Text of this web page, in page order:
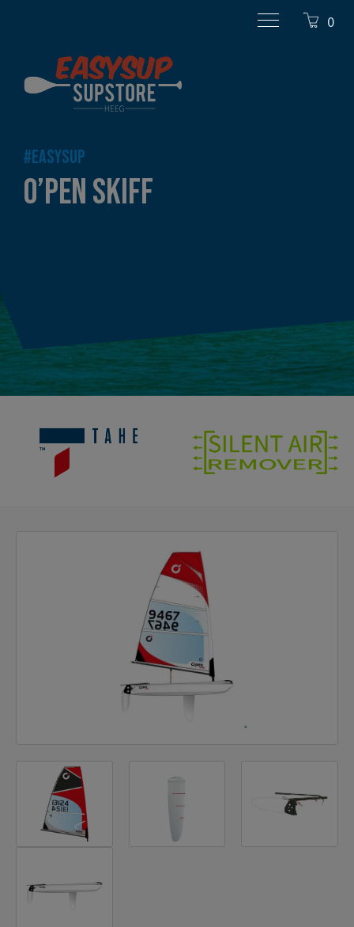
#EASYSUP
O’PEN SKIFF
0